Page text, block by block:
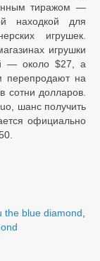
тиражом —
находкой для
игрушек.
игрушки
— около $27, а
перепродают на
сотни долларов.
шанс получить
официально
the blue diamond,